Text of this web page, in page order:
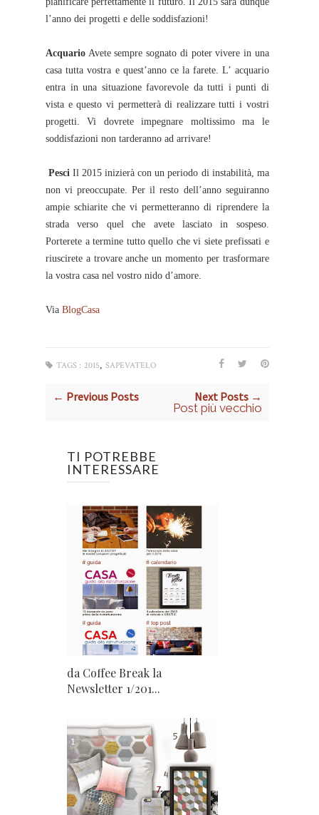
l’anno dei progetti e delle soddisfazioni!
Acquario Avete sempre sognato di poter vivere in una
casa tutta vostra e quest’anno ce la farete. L’ acquario
entra in una situazione favorevole da tutti i punti di
vista e questo vi permetterà di realizzare tutti i vostri
progetti. Vi dovrete impegnare moltissimo ma le
soddisfazioni non tarderanno ad arrivare!
Pesci Il 2015 inizierà con un periodo di instabilità, ma
non vi preoccupate. Per il resto dell’anno seguiranno
ampie schiarite che vi permetteranno di riprendere la
strada verso quel che avete lasciato in sospeso.
Porterete a termine tutto quello che vi siete prefissati e
riuscirete a trovare anche un momento per trasformare
la vostra casa nel vostro nido d’amore.
Via BlogCasa
TAGS : 2015, SAPEVATELO
← Previous Posts
Next Posts →
Post più vecchio
TI POTREBBE
INTERESSARE
da Coffee Break la
Newsletter 1/201...